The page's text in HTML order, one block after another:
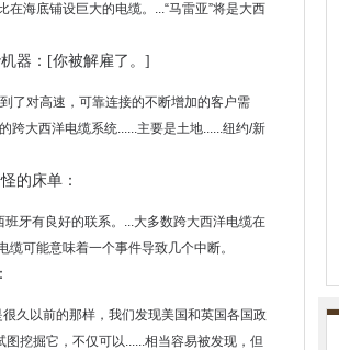
24小时才能阅读
出了移动应用程序
海底铺设巨大的电缆。...“马雷亚”将是大西
机器：[你被解雇了。]
了对高速，可靠连接的不断增加的客户需
跨大西洋电缆系统......主要是土地......纽约/新
的床单：
牙有良好的联系。...大多数跨大西洋电缆在
可能意味着一个事件导致几个中断。
久以前的那样，我们发现美国和英国各国政
挖掘它，不仅可以......相当容易被发现，但